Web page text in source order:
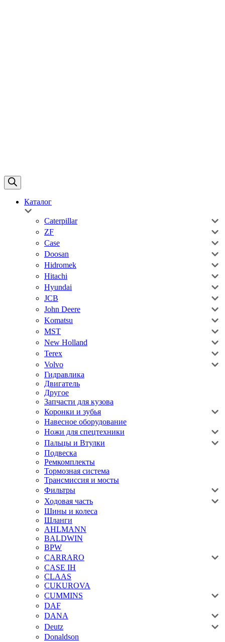
Каталог
Caterpillar
ZF
Case
Doosan
Hidromek
Hitachi
Hyundai
JCB
John Deere
Komatsu
MST
New Holland
Terex
Volvo
Гидравлика
Двигатель
Другое
Запчасти для кузова
Коронки и зубья
Навесное оборудование
Ножи для спецтехники
Пальцы и Втулки
Подвеска
Ремкомплекты
Тормозная система
Трансмиссия и мосты
Фильтры
Ходовая часть
Шины и колеса
Шланги
AHLMANN
BALDWIN
BPW
CARRARO
CASE IH
CLAAS
CUKUROVA
CUMMINS
DAF
DANA
Deutz
Donaldson